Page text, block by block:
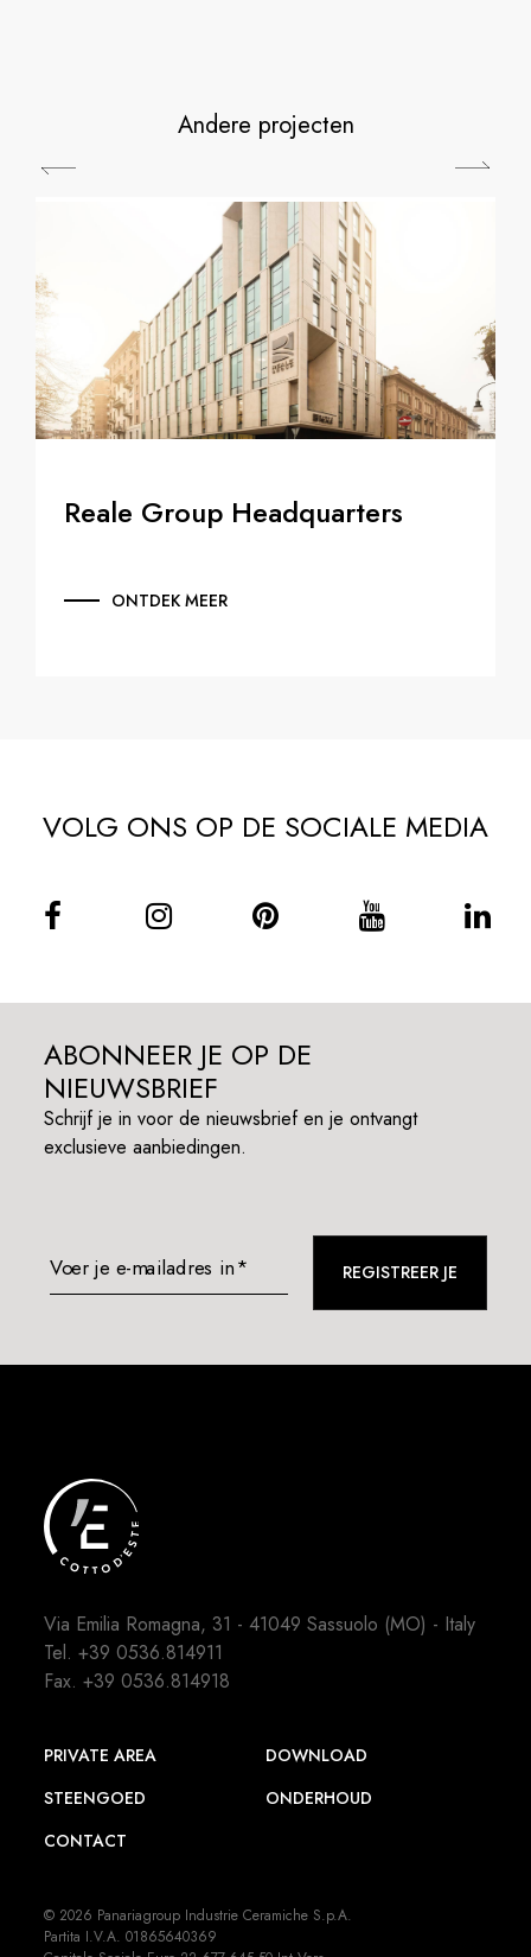
Andere projecten
Reale Group Headquarters
ONTDEK MEER
VOLG ONS OP DE SOCIALE MEDIA
ABONNEER JE OP DE
NIEUWSBRIEF
Schrijf je in voor de nieuwsbrief en je ontvangt
exclusieve aanbiedingen.
Voer je e-mailadres in* REGISTREER JE
Via Emilia Romagna, 31 - 41049 Sassuolo (MO) - Italy
Tel.+39 0536.814911
Fax. +39 0536.814918
PRIVATE AREA
DOWNLOAD
STEENGOED
ONDERHOUD
CONTACT
© 2026 Panariagroup Industrie Ceramiche S.p.A.
Partita I.V.A. 01865640369